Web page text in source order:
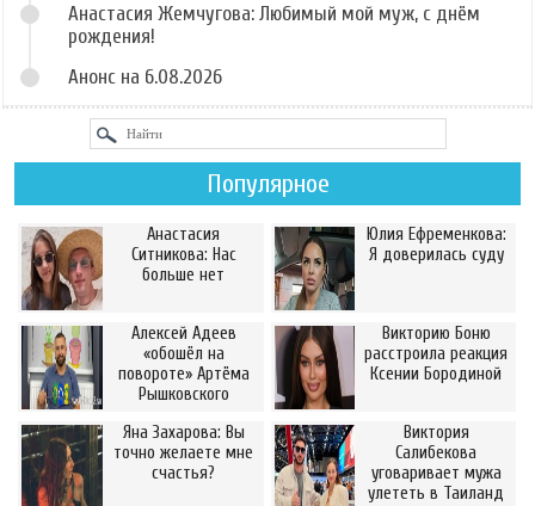
Анастасия Жемчугова: Любимый мой муж, с днём
рождения!
Анонс на 6.08.2026
Популярное
Анастасия
Ситникова: Нас
больше нет
Юлия Ефременкова:
Я доверилась суду
Алексей Адеев
«обошёл на
повороте» Артёма
Рышковского
Викторию Боню
расстроила реакция
Ксении Бородиной
Яна Захарова: Вы
точно желаете мне
счастья?
Виктория
Салибекова
уговаривает мужа
улететь в Таиланд